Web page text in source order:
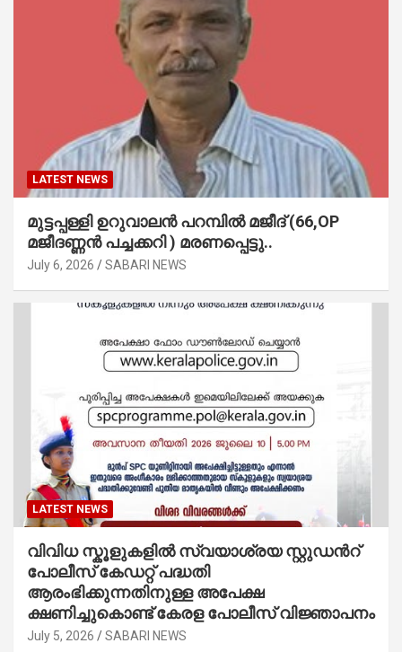
LATEST NEWS
മുട്ടപ്പള്ളി ഉറുവാലൻ പറമ്പിൽ മജീദ് (66,OP
മജീദണ്ണൻ പച്ചക്കറി ) മരണപ്പെട്ടു..
July 6, 2026 SABARI NEWS
LATEST NEWS
വിവിധ സ്കൂളുകളില്‍ സ്വയാശ്രയ സ്റ്റുഡന്‍റ്
പോലീസ് കേഡറ്റ് പദ്ധതി
ആരംഭിക്കുന്നതിനുള്ള അപേക്ഷ
ക്ഷണിച്ചുകൊണ്ട് കേരള പോലീസ് വിജ്ഞാപനം
July 5, 2026 SABARI NEWS